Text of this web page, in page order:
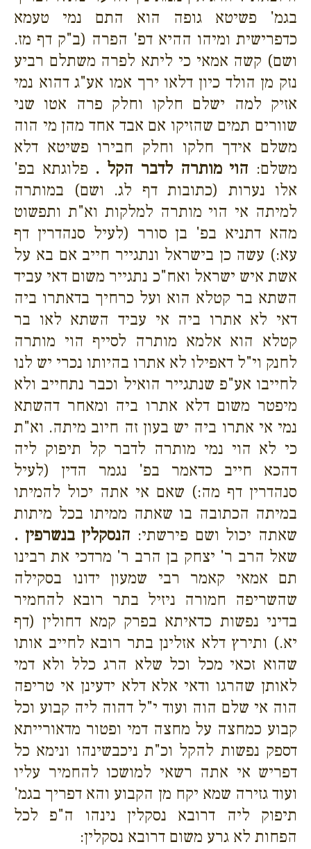
בגמ' פשיטא גופה הוא התם נמי טעמא
כדפרישית ומיהו ההיא דפ' הפרה (ב"ק דף מז.
ושם) קשה אמאי כי ליתא לפרה משתלם רביע
נזק מן הולד כיון דלאו ירך אמו אע"ג דהוא נמי
אזיק למה ישלם חלקו וחלק פרה אטו שני
שוורים תמים שהזיקו אם אבד אחד מהן מי הוה
משלם אידך חלקו וחלק חבירו פשיטא דלא
משלם: הוי מותרה לדבר הקל . פלוגתא בפ'
אלו נערות (כתובות דף לג. ושם) במותרה
למיתה אי הוי מותרה למלקות וא"ת ותפשוט
מהא דתניא בפ' בן סורר (לעיל סנהדרין דף
עא:) עשה כן בישראל ונתגייר חייב אם בא על
אשת איש ישראל ואח"כ נתגייר משום דאי עביד
השתא בר קטלא הוא ועל כרחיך בדאתרו ביה
דאי לא אתרו ביה אי עביד השתא לאו בר
קטלא הוא אלמא מותרה לסייף הוי מותרה
לחנק וי"ל דאפילו לא אתרו בהיותו נכרי יש לנו
לחייבו אע"פ שנתגייר הואיל וכבר נתחייב ולא
מיפטר משום דלא אתרו ביה ומאחר דהשתא
נמי אי אתרו ביה יש בעון זה חיוב מיתה. וא"ת
כי לא הוי נמי מותרה לדבר קל תיפוק ליה
דהכא חייב כדאמר בפ' נגמר הדין (לעיל
סנהדרין דף מה:) שאם אי אתה יכול להמיתו
במיתה הכתובה בו שאתה ממיתו בכל מיתות
שאתה יכול ושם פירשתי: הנסקלין בנשרפין .
שאל הרב ר' יצחק בן הרב ר' מרדכי את רבינו
תם אמאי קאמר רבי שמעון ידונו בסקילה
שהשריפה חמורה ניזיל בתר רובא להחמיר
בדיני נפשות כדאיתא בפרק קמא דחולין (דף
יא.) ותירץ דלא אזלינן בתר רובא לחייב אותו
שהוא זכאי מכל וכל שלא הרג כלל ולא דמי
לאותן שהרגו ודאי אלא דלא ידעינן אי טריפה
הוה אי שלם הוה ועוד י"ל דהוה ליה קבוע וכל
קבוע כמחצה על מחצה דמי ופטור מדאורייתא
דספק נפשות להקל וכ"ת ניכבשינהו ונימא כל
דפריש אי אתה רשאי למושכו להחמיר עליו
ועוד גזירה שמא יקח מן הקבוע והא דפריך בגמ'
תיפוק ליה דרובא נסקלין נינהו ה"פ לכל
הפחות לא גרע משום דרובא נסקלין: